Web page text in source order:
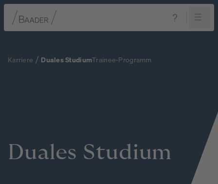
Karriere Duales StudiumTrainee-Programm
Duales Studium